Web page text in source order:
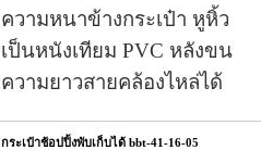
ความหนาข้างกระเป๋า หูหิ้ว
เป็นหนังเทียม PVC หลังขน
ความยาวสายคล้องไหล่ได้
กระเป๋าช้อปปิ้งพับเก็บได้ bbt-41-16-05